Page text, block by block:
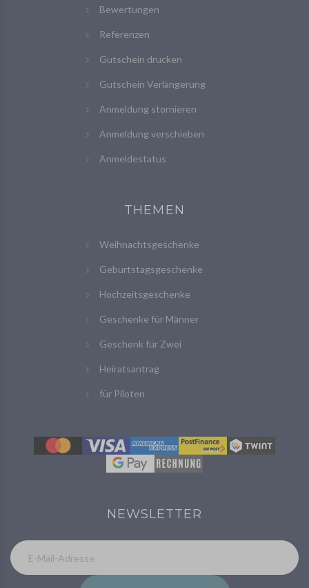
Bewertungen
Referenzen
Gutschein drucken
Gutschein Verlängerung
Anmeldung stornieren
Anmeldung verschieben
Anmeldestatus
THEMEN
Weihnachtsgeschenke
Geburtstagsgeschenke
Hochzeitsgeschenke
Geschenke für Männer
Geschenk für Zwei
Heiratsantrag
für Piloten
NEWSLETTER